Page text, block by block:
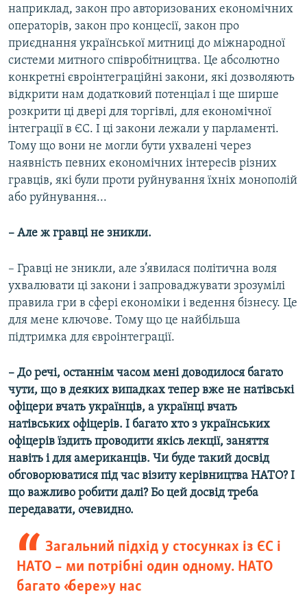
наприклад, закон про авторизованих економічних
операторів, закон про концесії, закон про
приєднання української митниці до міжнародної
системи митного співробітництва. Це абсолютно
конкретні євроінтеграційні закони, які дозволяють
відкрити нам додатковий потенціал і ще ширше
розкрити ці двері для торгівлі, для економічної
інтеграції в ЄС. І ці закони лежали у парламенті.
Тому що вони не могли бути ухвалені через
наявність певних економічних інтересів різних
гравців, які були проти руйнування їхніх монополій
або руйнування...
– Але ж гравці не зникли.
– Гравці не зникли, але з’явилася політична воля
ухвалювати ці закони і запроваджувати зрозумілі
правила гри в сфері економіки і ведення бізнесу. Це
для мене ключове. Тому що це найбільша
підтримка для євроінтеграції.
– До речі, останнім часом мені доводилося багато
чути, що в деяких випадках тепер вже не натівські
офіцери вчать українців, а українці вчать
натівських офіцерів. І багато хто з українських
офіцерів їздить проводити якісь лекції, заняття
навіть і для американців. Чи буде такий досвід
обговорюватися під час візиту керівництва НАТО? І
що важливо робити далі? Бо цей досвід треба
передавати, очевидно.
Загальний підхід у стосунках із ЄС і
НАТО – ми потрібні один одному. НАТО
багато «бере» у нас